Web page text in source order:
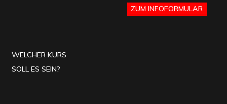
ZUM INFOFORMULAR
WELCHER KURS
SOLL ES SEIN?